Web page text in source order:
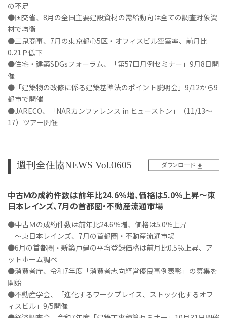
の不足
●国交省、8月の全国主要建設資材の需給動向は全ての調査対象資
材で均衡
●三鬼商事、7月の東京都心5区・オフィスビル空室率、前月比
0.21Ｐ低下
●住宅・建築SDGsフォーラム、「第57回月例セミナー」9月8日開
催
●「建築物の改修に係る建築基準法のポイント説明会」9/12から9
都市で開催
●JARECO、「NARカンファレンス in ヒューストン」（11/13～
17）ツアー開催
週刊全住協NEWS Vol.0605 ダウンロード
中古Ｍの成約件数は前年比24.6％増、価格は5.0％上昇～東
日本レインズ、7月の首都圏・不動産流通市場
●中古Ｍの成約件数は前年比24.6％増、価格は5.0％上昇
～東日本レインズ、7月の首都圏・不動産流通市場
●6月の首都圏・新築戸建の平均登録価格は前月比0.5％上昇、ア
ットホーム調べ
●消費者庁、令和7年度「消費者志向経営優良事例表彰」の募集を
開始
●不動産学会、「進化するワークプレイス、ストック化するオフ
ィスビル」9/5開催